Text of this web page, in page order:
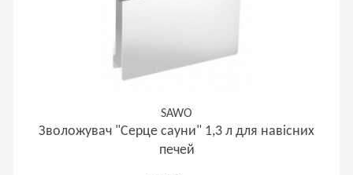
SAWO
Зволожувач "Серце сауни" 1,3 л для навісних
печей